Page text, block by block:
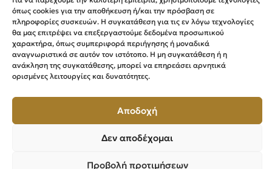
όπως cookies για την αποθήκευση ή/και την πρόσβαση σε
πληροφορίες συσκευών. Η συγκατάθεση για τις εν λόγω τεχνολογίες
θα μας επιτρέψει να επεξεργαστούμε δεδομένα προσωπικού
χαρακτήρα, όπως συμπεριφορά περιήγησης ή μοναδικά
αναγνωριστικά σε αυτόν τον ιστότοπο. Η μη συγκατάθεση ή η
ανάκληση της συγκατάθεσης, μπορεί να επηρεάσει αρνητικά
ορισμένες λειτουργίες και δυνατότητες.
Αποδοχή
Δεν αποδέχομαι
Προβολή προτιμήσεων
Εγγραφή
Press Kit
Επιμελητήριο Βοιωτίας ©2026
Powered byKnowledge A.E.